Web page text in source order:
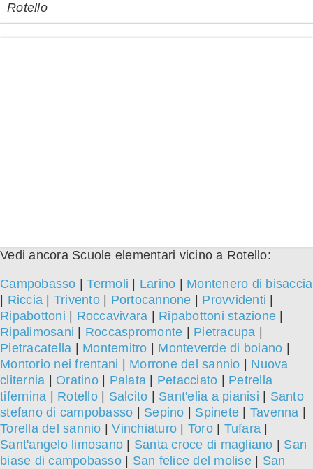
Rotello
Vedi ancora Scuole elementari vicino a Rotello:
Campobasso |Termoli Larino
Montenero di bisaccia
Riccia Trivento| Portocannone Provvidenti
Ripabottoni
Roccavivara Ripabottoni stazione
Ripalimosani
Roccaspromonte Pietracupa
Pietracatella
Montemitro Monteverde di boiano
Montorio nei frentani
Morrone del sannio
Nuova
cliternia
Oratino| Palata Petacciato
Petrella
tifernina
Rotello| Salcito Sant'elia a pianisi
Santo
stefano di campobasso
Sepino Spinete Tavenna
Torella del sannio |Vinchiaturo Toro| Tufara
Sant'angelo limosano
Santa croce di magliano
San
biase di campobasso| San felice del molise| San